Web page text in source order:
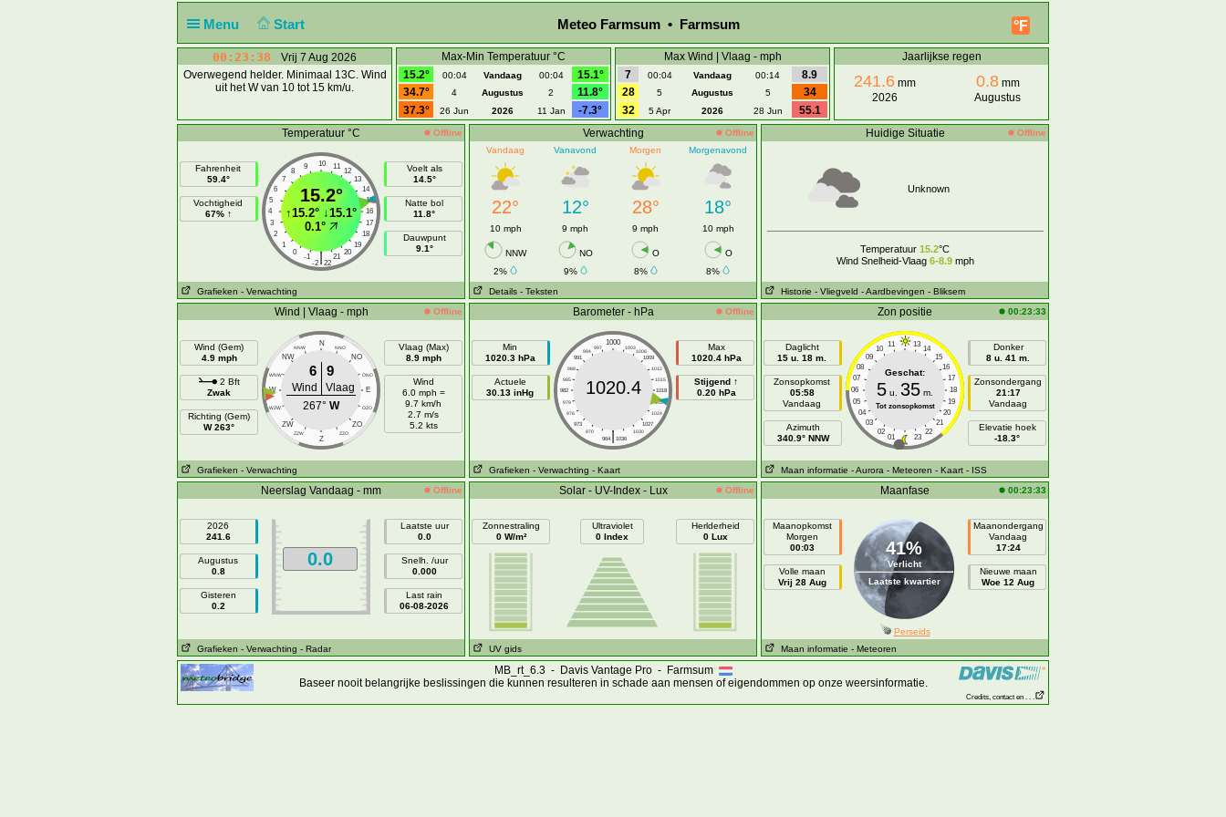
Menu Start °F
Meteo Farmsum • Farmsum
00:23:38
Vrij 7 Aug 2026
Overwegend helder. Minimaal 13C. Wind
uit het W van 10 tot 15 km/u.
Max-Min Temperatuur °C
15.2°
00:04 Vandaag 00:04
15.1°
34.7°
4 Augustus 2
11.8°
37.3°
26 Jun 2026 11 Jan -7.3°
Max Wind | Vlaag - mph
7
00:04 Vandaag 00:14
8.9
28
5 Augustus 5
34
32
5 Apr 2026 28 Jun 55.1
Jaarlijkse regen
241.6 mm
2026
0.8mm
Augustus
Temperatuur °C Offline
Fahrenheit
59.4°
Vochtigheid
67% ↑
10
9 11
8
12
7
13
6
14
5
15
4
16
3
17
2
18
1
19
0
20
-1 21
|
-2 22
15.2°
↑15.2° ↓15.1°
0.1°
Voelt als
14.5°
Natte bol
11.8°
Dauwpunt
9.1°
Grafieken - Verwachting
Verwachting
Offline
Vandaag
Vanavond Morgen Morgenavond
22° 12° 28° 18°
10 mph 9 mph 9 mph 10 mph
NNW NO O
O
2%
9% 8%
8%
Details - Teksten
Huidige Situatie Offline
Unknown
Temperatuur 15.2°C
Wind Snelheid-Vlaag 6-8.9mph
Historie - Vliegveld - Aardbevingen - Bliksem
Wind | Vlaag - mph Offline
Wind (Gem)
4.9 mph
2 Bft
Zwak
Richting (Gem)
W 263°
N
NNW NNO
NW NO
WNW ONO
W E
WZW OZO
ZW ZO
ZZW ZZO
Z
6 9
Wind
Vlaag
267° W
Vlaag (Max)
8.9 mph
Wind
6.0 mph =
9.7 km/h
2.7 m/s
5.2 kts
Grafieken - Verwachting
Barometer - hPa Offline
Min
1020.3 hPa
Actuele
30.13 inHg
1000
997 1003
994
1006
991
1009
988
1012
985
1015
982
1018
979
1021
976
1024
973
1027
970
1030
|
964 1036
1020.4
Max
1020.4 hPa
Stijgend ↑
0.20 hPa
Grafieken - Verwachting - Kaart
Zon positie 00:23:33
Daglicht
15 u. 18 m.
Zonsopkomst
05:58
Vandaag
Azimuth
340.9° NNW
11 13
10
14
09
15
08
16
07
17
06
18
05
19
04
20
03
21
02
22
01 23
Geschat:
5 u. 35 m.
Tot zonsopkomst
Donker
8 u. 41 m.
Zonsondergang
21:17
Vandaag
Elevatie hoek
-18.3°
Maan informatie - Aurora - Meteoren - Kaart - ISS
Neerslag Vandaag - mm Offline
2026
241.6
Augustus
0.8
Gisteren
0.2
0.0
Laatste uur
0.0
Snelh. /uur
0.000
Last rain
06-08-2026
Grafieken - Verwachting - Radar
Solar - UV-Index - Lux Offline
Zonnestraling
0 W/m²
Ultraviolet
0 Index
Herlderheid
0 Lux
UV gids
Maanfase 00:23:33
Maanopkomst
Morgen
00:03
Volle maan
Vrij 28 Aug
41%
Verlicht
Laatste kwartier
Maanondergang
Vandaag
17:24
Nieuwe maan
Woe 12 Aug
Perseids
Maan informatie - Meteoren
MB_rt_6.3 - Davis Vantage Pro - Farmsum
Baseer nooit belangrijke beslissingen die kunnen resulteren in schade aan mensen of eigendommen op onze weersinformatie.
Credits, contact en . . .